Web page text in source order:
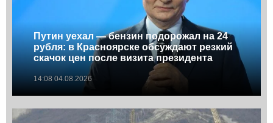
Путин уехал — бензин подорожал на 24
рубля: в Красноярске обсуждают резкий
скачок цен после визита президента
14:08 04.08.2026